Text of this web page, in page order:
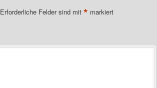
Erforderliche Felder sind mit * markiert